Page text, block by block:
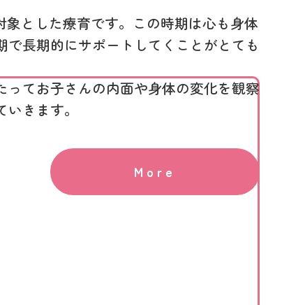
象とした療育です。この時期は心も身体
で長期的にサポートしてくことがとても
ってお子さんの内面や身体の変化を観察
きます。
More